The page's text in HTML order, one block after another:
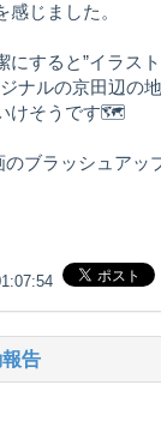
じました。
にすると”イラス
ナルの京田辺の
けそうです🗺
ブラッシュアッ
告